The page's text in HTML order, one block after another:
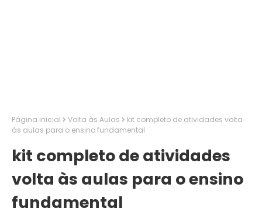
Página inicial Volta às Aulas
kit completo de atividades volta
às aulas para o ensino fundamental
kit completo de atividades
volta às aulas para o ensino
fundamental